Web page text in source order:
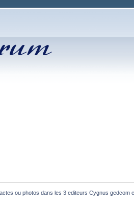
ou photos dans les 3 editeurs Cygnus gedcom